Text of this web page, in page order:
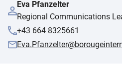
Eva Pfanzelter
Regional Communications
+43 664 8325661